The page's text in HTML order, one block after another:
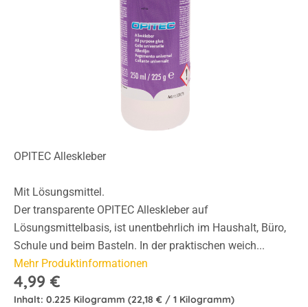
OPITEC Alleskleber
Mit Lösungsmittel.
Der transparente OPITEC Alleskleber auf
Lösungsmittelbasis, ist unentbehrlich im Haushalt, Büro,
Schule und beim Basteln. In der praktischen weich...
Mehr Produktinformationen
4,99 €
Inhalt: 0.225 Kilogramm (22,18 € / 1 Kilogramm)